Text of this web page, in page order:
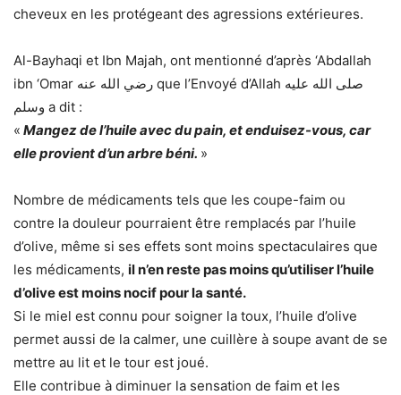
cheveux en les protégeant des agressions extérieures.
Al-Bayhaqi et Ibn Majah, ont mentionné d’après ‘Abdallah
ibn ‘Omar رضي الله عنه que l’Envoyé d’Allah صلى الله عليه
وسلم a dit :
« Mangez de l’huile avec du pain, et enduisez-vous, car
elle provient d’un arbre béni. »
Nombre de médicaments tels que les coupe-faim ou
contre la douleur pourraient être remplacés par l’huile
d’olive, même si ses effets sont moins spectaculaires que
les médicaments, il n’en reste pas moins qu’utiliser l’huile
d’olive est moins nocif pour la santé.
Si le miel est connu pour soigner la toux, l’huile d’olive
permet aussi de la calmer, une cuillère à soupe avant de se
mettre au lit et le tour est joué.
Elle contribue à diminuer la sensation de faim et les